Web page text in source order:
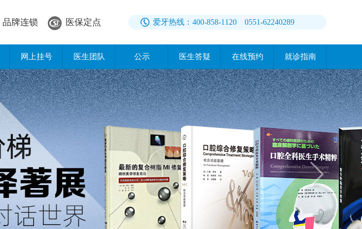
品牌连锁 医保定点 爱牙热线：400-858-1120 0551-62240289
网上挂号 医生团队 公示 医生答疑 在线预约 就诊指南